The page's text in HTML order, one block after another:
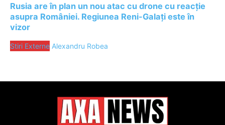
Rusia are în plan un nou atac cu drone cu reacție
asupra României. Regiunea Reni-Galați este în
vizor
Stiri Externe Alexandru Robea